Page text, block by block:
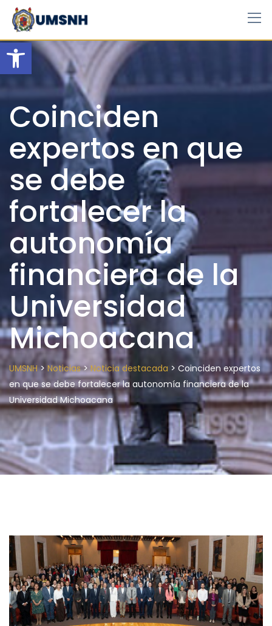
Open toolbar
Skip
content
Coinciden
expertos en que
se debe
fortalecer la
autonomía
financiera de la
Universidad
Michoacana
UMSNH> Noticias>Noticia destacada > Coinciden expertos
en que se debe fortalecer la autonomía financiera de la
Universidad Michoacana